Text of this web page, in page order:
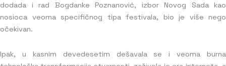
dodada i rad Bogdanke Poznanović, izbor Novog Sada kao
nosioca veoma specifičnog tipa festivala, bio je više nego
očekivan.
Ipak, u kasnim devedesetim dešavala se i veoma burna